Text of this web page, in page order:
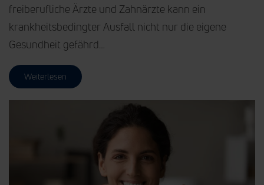
freiberufliche Ärzte und Zahnärzte kann ein
krankheitsbedingter Ausfall nicht nur die eigene
Gesundheit gefährd…
Weiterlesen